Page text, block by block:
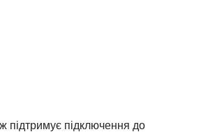
підтримує підключення до